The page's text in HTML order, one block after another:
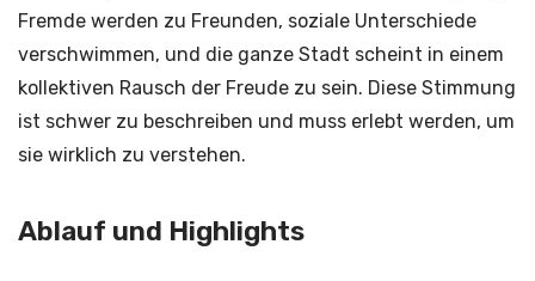
Fremde werden zu Freunden, soziale Unterschiede
verschwimmen, und die ganze Stadt scheint in einem
kollektiven Rausch der Freude zu sein. Diese Stimmung
ist schwer zu beschreiben und muss erlebt werden, um
sie wirklich zu verstehen.
Ablauf und Highlights